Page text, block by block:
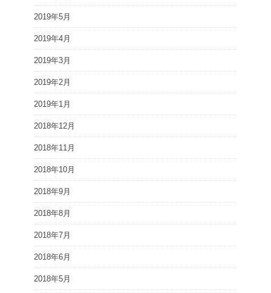
2019年5月
2019年4月
2019年3月
2019年2月
2019年1月
2018年12月
2018年11月
2018年10月
2018年9月
2018年8月
2018年7月
2018年6月
2018年5月